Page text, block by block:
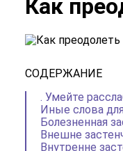
Как
СОДЕРЖАНИЕ
. Умейте
Иные слова
Болезненная
Внешне
Внутренне